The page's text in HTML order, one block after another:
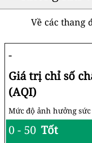
Về các thang
-
Giá trị chỉ số
(AQI)
Mức độ ảnh hưởng
0 - 50 Tốt